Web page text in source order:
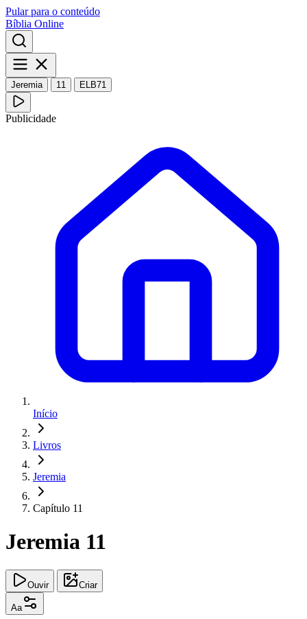
Pular para o conteúdo
Bíblia Online
Jeremia 11 ELB71
Publicidade
Início
Livros
Jeremia
Capítulo 11
Jeremia 11
Ouvir Criar
Aa